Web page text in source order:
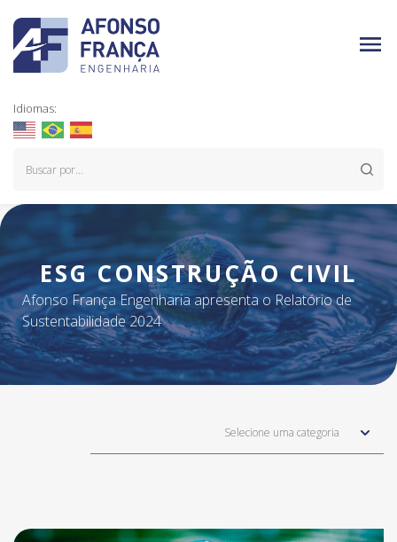
Idiomas:
ESG CONSTRUÇÃO CIVIL
Afonso França Engenharia apresenta o Relatório de
Sustentabilidade 2024
Selecione uma categoria